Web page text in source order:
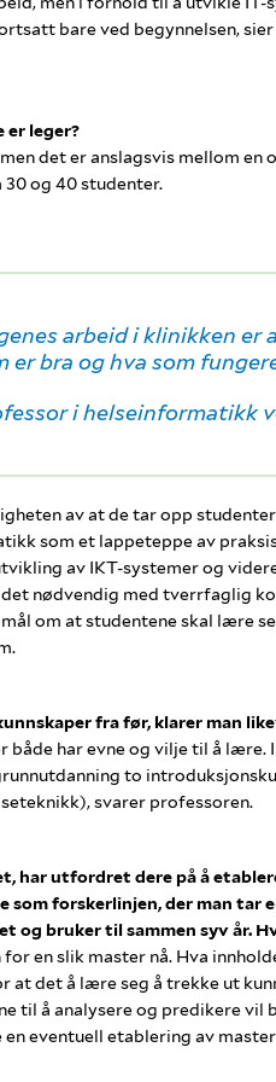
bare ved begynnelsen, sier
er leger?
det er anslagsvis mellom en
og 40 studenter.
arbeid i klinikken
er bra og hva som
i helseinformatikk
av at de tar opp
som et lappeteppe av
av IKT-systemer og
nødvendig med tverrfaglig
om at studentene skal lære
fra før, klarer man
både har evne og vilje til å lære.
to
svarer professoren.
har utfordret dere på å
som forskerlinjen, der man tar
og bruker til sammen syv år.
en slik master nå. Hva
at det å lære seg å trekke ut
til å analysere og predikere vil
eventuell etablering av